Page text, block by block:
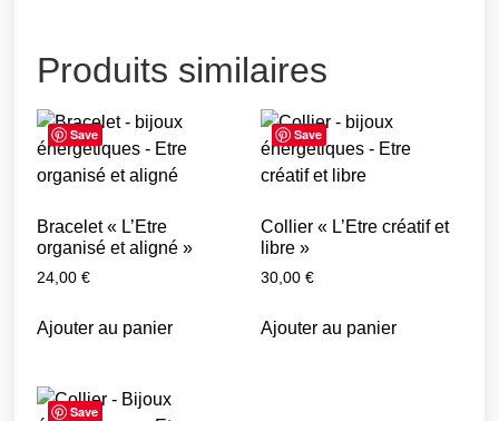
Produits similaires
Save
Bracelet « L’Etre
organisé et aligné »
24,00€
Ajouter au panier
Save
Collier « L’Etre créatif et
libre »
30,00 €
Ajouter au panier
Save